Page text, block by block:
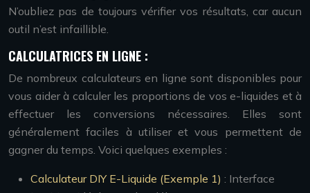
N’oubliez pas de toujours vérifier vos résultats, car aucun
outil n’est infaillible.
CALCULATRICES EN LIGNE :
De nombreux calculateurs en ligne sont disponibles pour
vous aider à calculer les proportions de vos e-liquides et à
effectuer les conversions nécessaires. Elles sont
généralement faciles à utiliser et vous permettent de
gagner du temps. Voici quelques exemples :
Calculateur DIY E-Liquide (Exemple 1) : Interface